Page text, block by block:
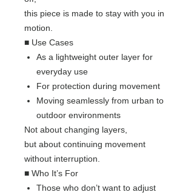
this piece is made to stay with you in
motion.
■ Use Cases
As a lightweight outer layer for
everyday use
For protection during movement
Moving seamlessly from urban to
outdoor environments
Not about changing layers,
but about continuing movement
without interruption.
■ Who It’s For
Those who don’t want to adjust